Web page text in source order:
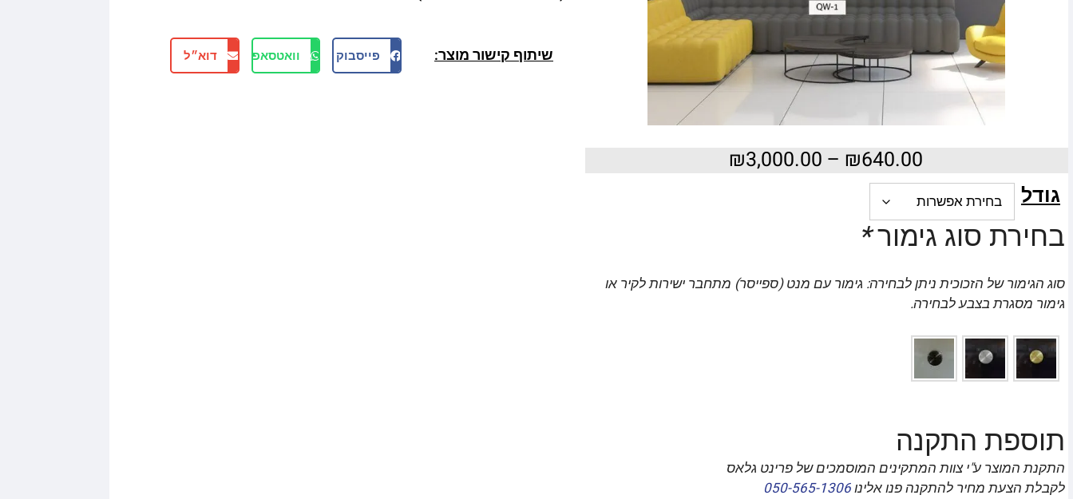
₪640.00
–
₪3,000.00
גודל
בחירת סוג גימור*
סוג הגימור של הזכוכית ניתן לבחירה: גימור עם מנט (ספייסר) מתחבר ישירות לקיר או
גימור מסגרת בצבע לבחירה.
תוספת התקנה
התקנת המוצר ע"י צוות המתקינים המוסמכים של פרינט גלאס
לקבלת הצעת מחיר להתקנה פנו אלינו050-565-1306
שיתוף קישור מוצר: פייסבוק וואטסאפ דוא״ל